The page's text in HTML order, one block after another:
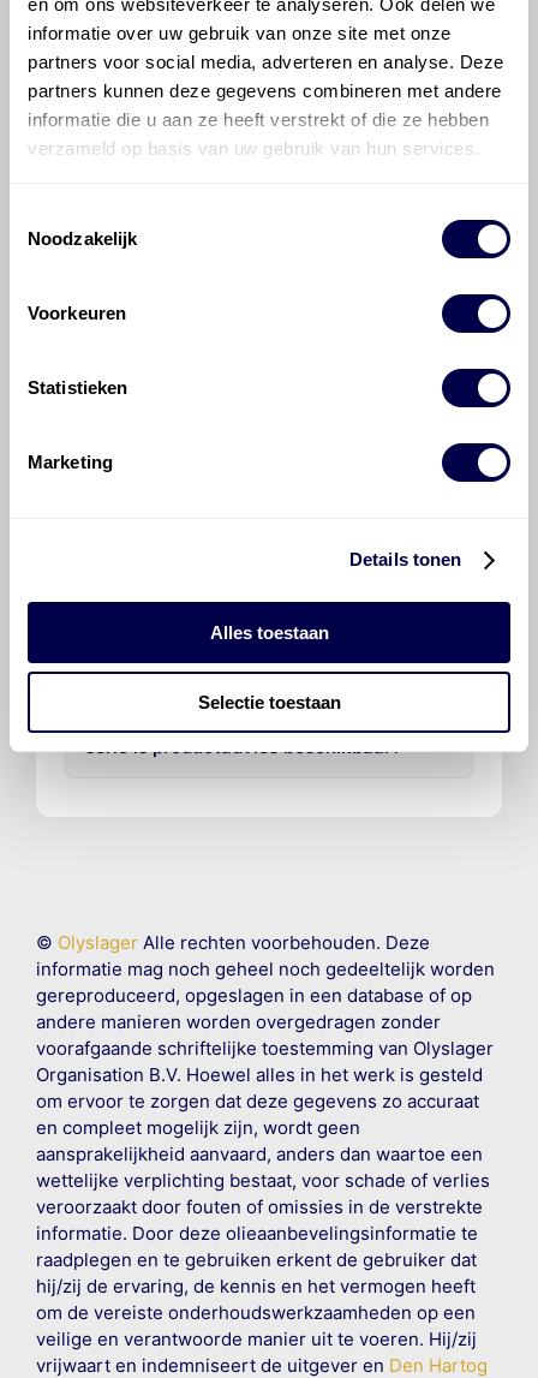
en om ons websiteverkeer te analyseren. Ook delen we
informatie over uw gebruik van onze site met onze
partners voor social media, adverteren en analyse. Deze
partners kunnen deze gegevens combineren met andere
informatie die u aan ze heeft verstrekt of die ze hebben
verzameld op basis van uw gebruik van hun services.
Noodzakelijk
Voorkeuren
Statistieken
Marketing
Details tonen
Alles toestaan
Selectie toestaan
700 ATF 3353
Veelgestelde vragen over
de BMW 5-serie
Hoeveel motorolie gaat er in een BMW
© OlyslagerAlle rechten voorbehouden. Deze
informatie mag noch geheel noch gedeeltelijk worden
gereproduceerd, opgeslagen in een database of op
andere manieren worden overgedragen zonder
voorafgaande schriftelijke toestemming van Olyslager
Organisation B.V. Hoewel alles in het werk is gesteld
om ervoor te zorgen dat deze gegevens zo accuraat
en compleet mogelijk zijn, wordt geen
aansprakelijkheid aanvaard, anders dan waartoe een
wettelijke verplichting bestaat, voor schade of verlies
veroorzaakt door fouten of omissies in de verstrekte
informatie. Door deze olieaanbevelingsinformatie te
raadplegen en te gebruiken erkent de gebruiker dat
hij/zij de ervaring, de kennis en het vermogen heeft
om de vereiste onderhoudswerkzaamheden op een
veilige en verantwoorde manier uit te voeren. Hij/zij
vrijwaart en indemniseert de uitgever en Den Hartog